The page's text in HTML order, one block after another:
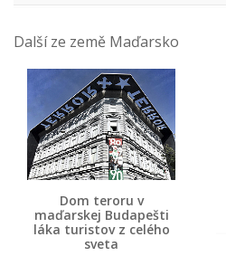
Další ze země Maďarsko
Dom teroru v
maďarskej Budapešti
láka turistov z celého
sveta